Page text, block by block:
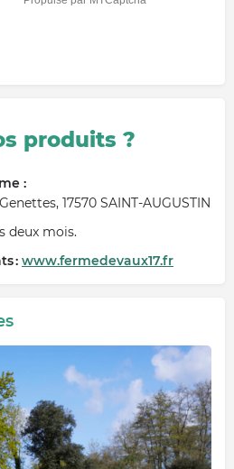
produits ?
:
17570 SAINT-AUGUSTIN
deux mois.
: www.fermedevaux17.fr